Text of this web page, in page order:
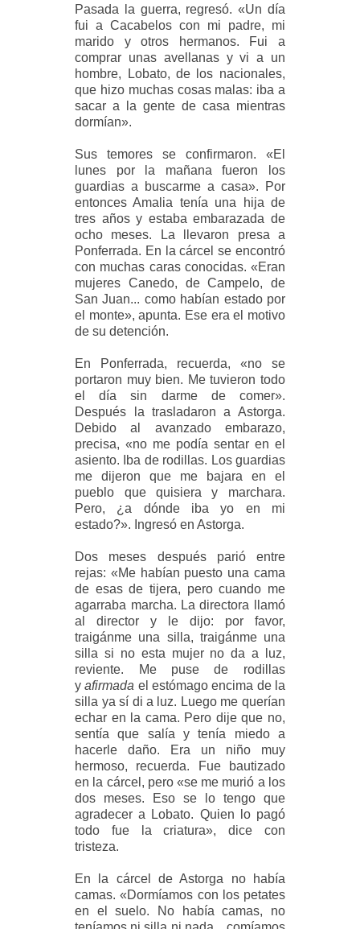
Pasada la guerra, regresó. «Un día
fui a Cacabelos con mi padre, mi
marido y otros hermanos. Fui a
comprar unas avellanas y vi a un
hombre, Lobato, de los nacionales,
que hizo muchas cosas malas: iba a
sacar a la gente de casa mientras
dormían».
Sus temores se confirmaron. «El
lunes por la mañana fueron los
guardias a buscarme a casa». Por
entonces Amalia tenía una hija de
tres años y estaba embarazada de
ocho meses. La llevaron presa a
Ponferrada. En la cárcel se encontró
con muchas caras conocidas. «Eran
mujeres Canedo, de Campelo, de
San Juan... como habían estado por
el monte», apunta. Ese era el motivo
de su detención.
En Ponferrada, recuerda, «no se
portaron muy bien. Me tuvieron todo
el día sin darme de comer».
Después la trasladaron a Astorga.
Debido al avanzado embarazo,
precisa, «no me podía sentar en el
asiento. Iba de rodillas. Los guardias
me dijeron que me bajara en el
pueblo que quisiera y marchara.
Pero, ¿a dónde iba yo en mi
estado?». Ingresó en Astorga.
Dos meses después parió entre
rejas: «Me habían puesto una cama
de esas de tijera, pero cuando me
agarraba marcha. La directora llamó
al director y le dijo: por favor,
traigánme una silla, traigánme una
silla si no esta mujer no da a luz,
reviente. Me puse de rodillas
y afirmada el estómago encima de la
silla ya sí di a luz. Luego me querían
echar en la cama. Pero dije que no,
sentía que salía y tenía miedo a
hacerle daño. Era un niño muy
hermoso, recuerda. Fue bautizado
en la cárcel, pero «se me murió a los
dos meses. Eso se lo tengo que
agradecer a Lobato. Quien lo pagó
todo fue la criatura», dice con
tristeza.
En la cárcel de Astorga no había
camas. «Dormíamos con los petates
en el suelo. No había camas, no